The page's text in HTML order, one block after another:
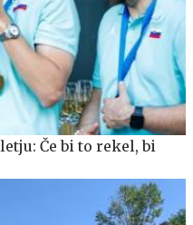
Če bi to rekel, bi